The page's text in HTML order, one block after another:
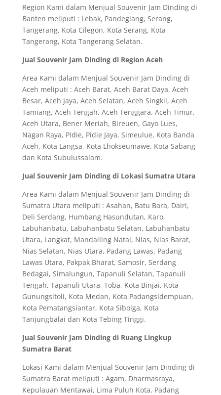
Region Kami dalam Menjual Souvenir Jam Dinding di
Banten meliputi : Lebak, Pandeglang, Serang,
Tangerang, Kota Cilegon, Kota Serang, Kota
Tangerang, Kota Tangerang Selatan.
Jual Souvenir Jam Dinding di Region Aceh
Area Kami dalam Menjual Souvenir Jam Dinding di
Aceh meliputi : Aceh Barat, Aceh Barat Daya, Aceh
Besar, Aceh Jaya, Aceh Selatan, Aceh Singkil, Aceh
Tamiang, Aceh Tengah, Aceh Tenggara, Aceh Timur,
Aceh Utara, Bener Meriah, Bireuen, Gayo Lues,
Nagan Raya, Pidie, Pidie Jaya, Simeulue, Kota Banda
Aceh, Kota Langsa, Kota Lhokseumawe, Kota Sabang
dan Kota Subulussalam.
Jual Souvenir Jam Dinding di Lokasi Sumatra Utara
Area Kami dalam Menjual Souvenir Jam Dinding di
Sumatra Utara meliputi : Asahan, Batu Bara, Dairi,
Deli Serdang, Humbang Hasundutan, Karo,
Labuhanbatu, Labuhanbatu Selatan, Labuhanbatu
Utara, Langkat, Mandailing Natal, Nias, Nias Barat,
Nias Selatan, Nias Utara, Padang Lawas, Padang
Lawas Utara, Pakpak Bharat, Samosir, Serdang
Bedagai, Simalungun, Tapanuli Selatan, Tapanuli
Tengah, Tapanuli Utara, Toba, Kota Binjai, Kota
Gunungsitoli, Kota Medan, Kota Padangsidempuan,
Kota Pematangsiantar, Kota Sibolga, Kota
Tanjungbalai dan Kota Tebing Tinggi.
Jual Souvenir Jam Dinding di Ruang Lingkup
Sumatra Barat
Lokasi Kami dalam Menjual Souvenir Jam Dinding di
Sumatra Barat meliputi : Agam, Dharmasraya,
Kepulauan Mentawai, Lima Puluh Kota, Padang